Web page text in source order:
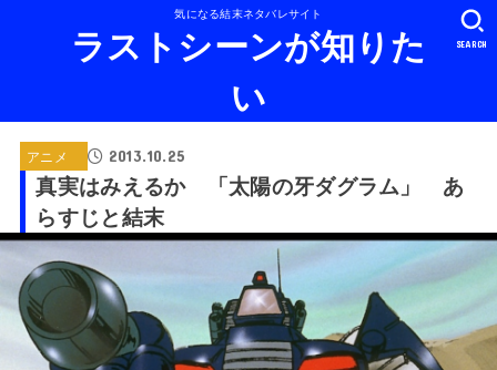
気になる結末ネタバレサイト
ラストシーンが知りた
い
SEARCH
アニメ 2013.10.25
真実はみえるか 「太陽の牙ダグラム」 あ
らすじと結末